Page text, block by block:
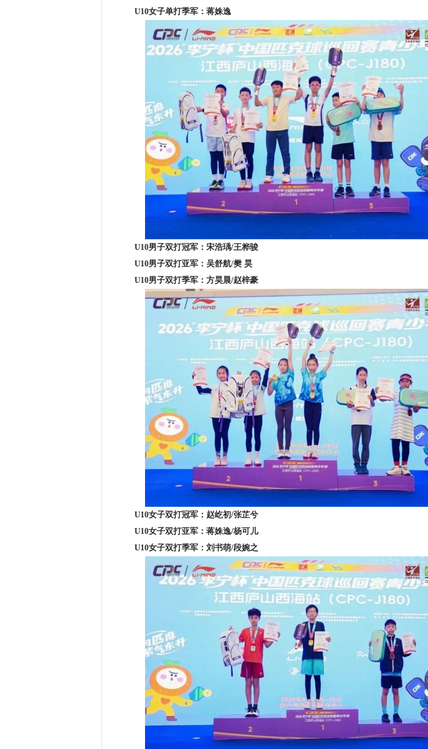
U10女子单打季军：蒋姝逸
U10男子双打冠军：宋浩瑀/王桦骏
U10男子双打亚军：吴舒航/樊 昊
U10男子双打季军：方昊晨/赵梓豪
U10女子双打冠军：赵屹初/张芷兮
U10女子双打亚军：蒋姝逸/杨可儿
U10女子双打季军：刘书萌/段婉之